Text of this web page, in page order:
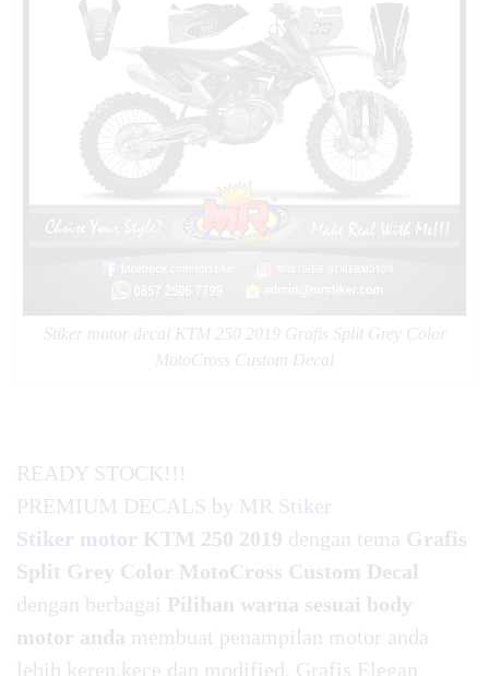
Stiker motor decal KTM 250 2019 Grafis Split Grey Color
MotoCross Custom Decal
READY STOCK!!!
PREMIUM DECALS by MR Stiker
Stiker motor KTM 250 2019 dengan tema Grafis
Split Grey Color MotoCross Custom Decal
dengan berbagai Pilihan warna sesuai body
motor anda membuat penampilan motor anda
lebih keren,kece dan modified. Grafis Elegan